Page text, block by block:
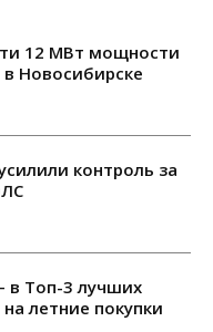
12 МВт мощности
Новосибирске
контроль за
в Топ-3 лучших
летние покупки